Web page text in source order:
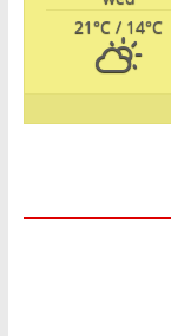
21°C / 14°C